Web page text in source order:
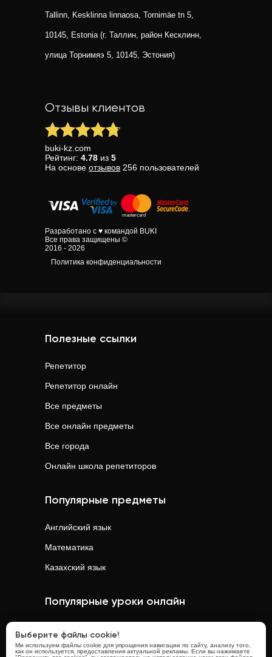
Tallinn, Kesklinna linnaosa, Tornimäe tn 5,
10145, Estonia (г. Таллин, район Кесклинн,
улица Торнимяэ 5, 10145, Эстония)
Отзывы клиентов
buki-kz.com
Рейтинг: 4.78 из 5
На основе отзывов 256 пользователей
Разработано с ♥ командой BUKI
Все права защищены ©
2016 - 2026
Политика конфиденциальности
Полезные ссылки
Репетитор
Репетитор онлайн
Все предметы
Все онлайн предметы
Все города
Онлайн школа репетиторов
Популярные предметы
Английский язык
Математика
Казахский язык
Популярные уроки онлайн
Физикаонлайн
Выберите файлы cookie!
Ми используем файлы cookie для упрощения навигации по сайту, анализу того,
как он используется, предоставления актуальной рекламы. Если вы нажимаете